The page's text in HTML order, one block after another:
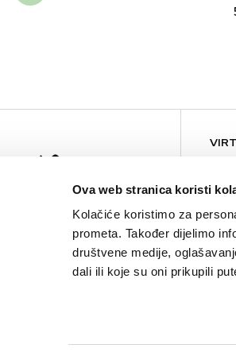
Ova web stranica koristi
Kolačiće koristimo za
prometa. Također dijelimo
društvene medije,
dali ili koje su oni prikupili